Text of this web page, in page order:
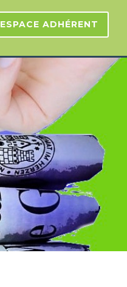
ESPACE ADHÉRENT